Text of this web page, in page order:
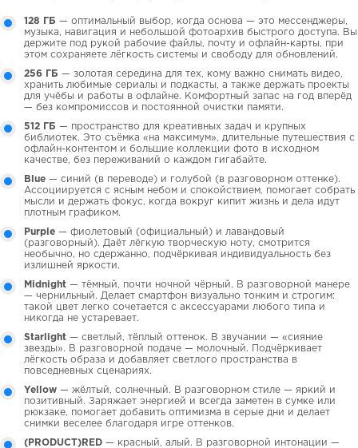
128 ГБ — оптимальный выбор, когда основа — это мессенджеры,
музыка, навигация и небольшой фотоархив быстрого доступа. Вы
держите под рукой рабочие файлы, почту и офлайн-карты, при
этом сохраняете лёгкость системы и свободу для обновлений.
256 ГБ — золотая середина для тех, кому важно снимать видео,
хранить любимые сериалы и подкасты, а также держать проекты
для учёбы и работы в офлайне. Комфортный запас на год вперёд
— без компромиссов и постоянной очистки памяти.
512 ГБ — пространство для креативных задач и крупных
библиотек. Это съёмка «на максимум», длительные путешествия с
офлайн-контентом и большие коллекции фото в исходном
качестве, без переживаний о каждом гигабайте.
Blue — синий (в переводе) и голубой (в разговорном оттенке).
Ассоциируется с ясным небом и спокойствием, помогает собрать
мысли и держать фокус, когда вокруг кипит жизнь и дела идут
плотным графиком.
Purple — фиолетовый (официальный) и лавандовый
(разговорный). Даёт лёгкую творческую ноту, смотрится
необычно, но сдержанно, подчёркивая индивидуальность без
излишней яркости.
Midnight — тёмный, почти ночной чёрный. В разговорной манере
— чернильный. Делает смартфон визуально тонким и строгим:
такой цвет легко сочетается с аксессуарами любого типа и
никогда не устаревает.
Starlight — светлый, тёплый оттенок. В звучании — «сияние
звезды». В разговорной подаче — молочный. Подчёркивает
лёгкость образа и добавляет светлого пространства в
повседневных сценариях.
Yellow — жёлтый, солнечный. В разговорном стиле — яркий и
позитивный. Заряжает энергией и всегда заметен в сумке или
рюкзаке, помогает добавить оптимизма в серые дни и делает
снимки веселее благодаря игре оттенков.
(PRODUCT)RED — красный, алый. В разговорной интонации —